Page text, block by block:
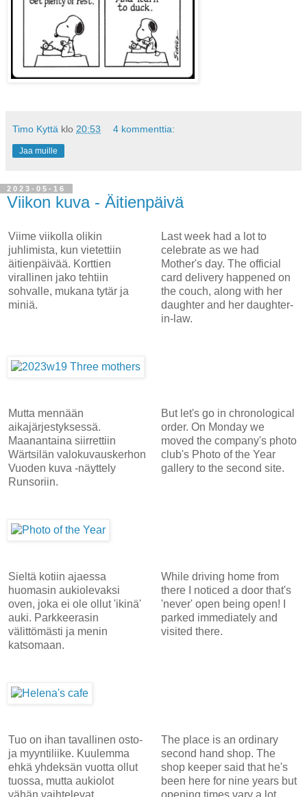
Timo Kyttä klo 20:53 4 kommenttia:
Jaa muille
2023-05-16
Viikon kuva - Äitienpäivä
Viime viikolla olikin
juhlimista, kun vietettiin
äitienpäivää. Korttien
virallinen jako tehtiin
sohvalle, mukana tytär ja
miniä.
Last week had a lot to
celebrate as we had
Mother's day. The official
card delivery happened on
the couch, along with her
daughter and her daughter-
in-law.
Mutta mennään
aikajärjestyksessä.
Maanantaina siirrettiin
Wärtsilän valokuvauskerhon
Vuoden kuva -näyttely
Runsoriin.
But let's go in chronological
order. On Monday we
moved the company's photo
club's Photo of the Year
gallery to the second site.
Sieltä kotiin ajaessa
huomasin aukiolevaksi
oven, joka ei ole ollut 'ikinä'
auki. Parkkeerasin
välittömästi ja menin
katsomaan.
While driving home from
there I noticed a door that's
'never' open being open! I
parked immediately and
visited there.
Tuo on ihan tavallinen osto-
ja myyntiliike. Kuulemma
ehkä yhdeksän vuotta ollut
tuossa, mutta aukiolot
vähän vaihtelevat.
The place is an ordinary
second hand shop. The
shop keeper said that he's
been here for nine years but
opening times vary a lot.